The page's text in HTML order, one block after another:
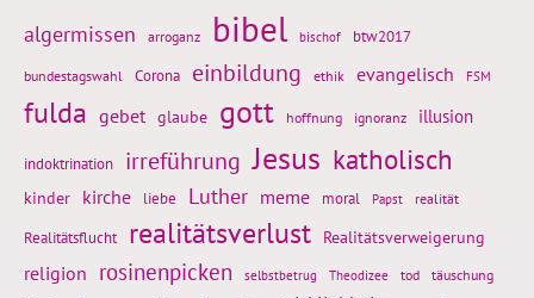
algermissen arroganz bibel bischof btw2017
bundestagswahl Corona einbildung ethik evangelisch FSM
fulda gebet glaube gott hoffnung ignoranz illusion
indoktrination irreführung Jesus katholisch
kinder kirche liebe Luther meme moral Papst realität
Realitätsflucht realitätsverlust Realitätsverweigerung
religion rosinenpicken selbstbetrug Theodizee tod täuschung